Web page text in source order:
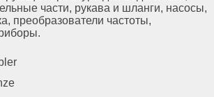
части, рукава и шланги, насосы,
преобразователи частоты,